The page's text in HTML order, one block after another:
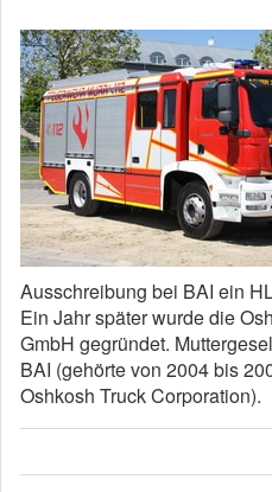
Ausschreibung bei BAI ein
Ein Jahr später wurde die
GmbH gegründet.
BAI (gehörte von 2004 bis
Oshkosh Truck Corporation).